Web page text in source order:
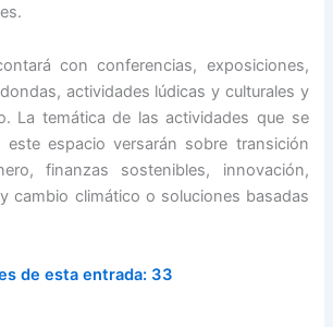
con conferencias, exposiciones,
actividades lúdicas y culturales y
La temática de las actividades que se
espacio versarán sobre transición
finanzas sostenibles, innovación,
cambio climático o soluciones basadas
de esta entrada: 33